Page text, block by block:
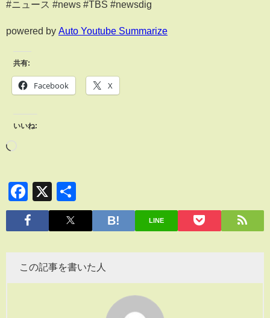
#ニュース #news #TBS #newsdig
powered by Auto Youtube Summarize
共有:
Facebook X
いいね:
Facebook
X
有
LINE
この記事を書いた人